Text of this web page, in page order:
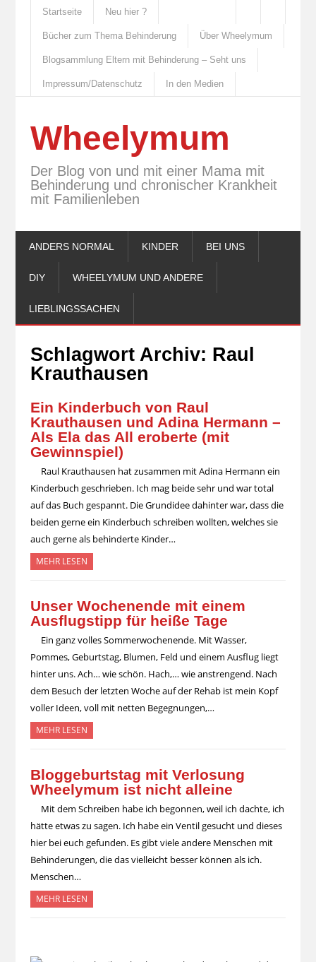
Startseite Neu hier ?
Bücher zum Thema Behinderung Über Wheelymum
Blogsammlung Eltern mit Behinderung – Seht uns
Impressum/Datenschutz In den Medien
Wheelymum
Der Blog von und mit einer Mama mit
Behinderung und chronischer Krankheit
mit Familienleben
ANDERS NORMAL KINDER BEI UNS
DIY WHEELYMUM UND ANDERE
LIEBLINGSSACHEN
Schlagwort Archiv: Raul
Krauthausen
Ein Kinderbuch von Raul
Krauthausen und Adina Hermann –
Als Ela das All eroberte (mit
Gewinnspiel)
Raul Krauthausen hat zusammen mit Adina Hermann ein
Kinderbuch geschrieben. Ich mag beide sehr und war total
auf das Buch gespannt. Die Grundidee dahinter war, dass die
beiden gerne ein Kinderbuch schreiben wollten, welches sie
auch gerne als behinderte Kinder…
MEHR LESEN
Unser Wochenende mit einem
Ausflugstipp für heiße Tage
Ein ganz volles Sommerwochenende. Mit Wasser,
Pommes, Geburtstag, Blumen, Feld und einem Ausflug liegt
hinter uns. Ach… wie schön. Hach,… wie anstrengend. Nach
dem Besuch der letzten Woche auf der Rehab ist mein Kopf
voller Ideen, voll mit netten Begegnungen,…
MEHR LESEN
Bloggeburtstag mit Verlosung
Wheelymum ist nicht alleine
Mit dem Schreiben habe ich begonnen, weil ich dachte, ich
hätte etwas zu sagen. Ich habe ein Ventil gesucht und dieses
hier bei euch gefunden. Es gibt viele andere Menschen mit
Behinderungen, die das vielleicht besser können als ich.
Menschen…
MEHR LESEN